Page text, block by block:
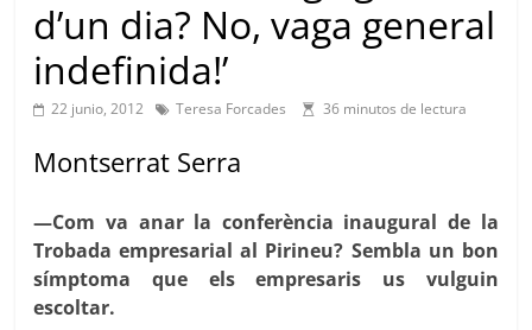
d’un dia? No, vaga general
indefinida!’
22 junio, 2012 Teresa Forcades 36 minutos de lectura
Montserrat Serra
—Com va anar la conferència inaugural de la
Trobada empresarial al Pirineu? Sembla un bon
símptoma que els empresaris us vulguin
escoltar.